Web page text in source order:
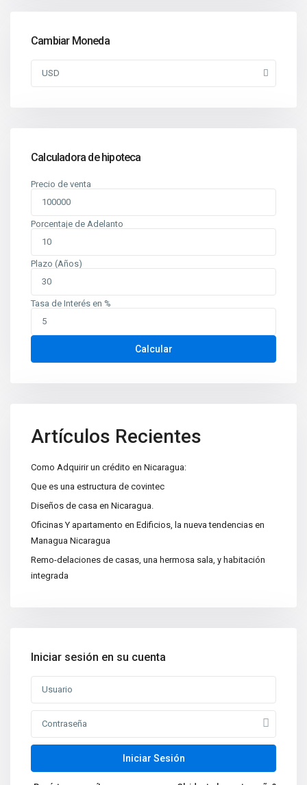
Cambiar Moneda
USD
Calculadora de hipoteca
Precio de venta
Porcentaje de Adelanto
Plazo (Años)
Tasa de Interés en %
Calcular
Artículos Recientes
Como Adquirir un crédito en Nicaragua:
Que es una estructura de covintec
Diseños de casa en Nicaragua.
Oficinas Y apartamento en Edificios, la nueva tendencias en
Managua Nicaragua
Remo-delaciones de casas, una hermosa sala, y habitación
integrada
Iniciar sesión en su cuenta
Iniciar Sesión
Contáctenos
Planes de Altamira, del TipTop 250m al oeste. Edificio Mina
oficina 6
Categorías
Bodegas(3)
Casa|Quinta(11)
Casas(86)
Lotes y Terrenos(65)
Oficinas(5)
Nuevas propiedades
Venta de Casa de Lujo en